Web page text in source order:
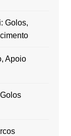
Golos,
Apoio